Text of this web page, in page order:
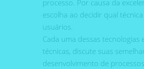
processo. Por causa da
escolha ao decidir qual
usuários.
Cada uma dessas
técnicas, discute suas
desenvolvimento de